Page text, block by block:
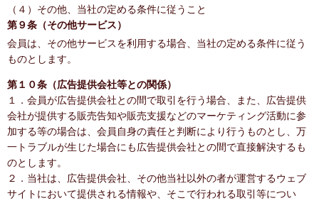
（４）その他、当社の定める条件に従うこと
第９条（その他サービス）
会員は、その他サービスを利用する場合、当社の定める条件に従う
ものとします。
第１０条（広告提供会社等との関係）
１．会員が広告提供会社との間で取引を行う場合、また、広告提供
会社が提供する販売告知や販売支援などのマーケティング活動に参
加する等の場合は、会員自身の責任と判断により行うものとし、万
一トラブルが生じた場合にも広告提供会社との間で直接解決するも
のとします。
２．当社は、広告提供会社、その他当社以外の者が運営するウェブ
サイトにおいて提供される情報や、そこで行われる取引等につい